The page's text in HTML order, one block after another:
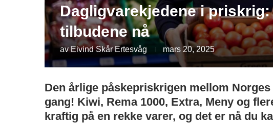
Dagligvarekjedene i
tilbudene nå
avEivind Skår Ertesvåg mars 20, 2025
Den årlige påskepriskrigen mellom
gang! Kiwi, Rema 1000, Extra, Meny og
kraftig på en rekke varer, og det er nå du